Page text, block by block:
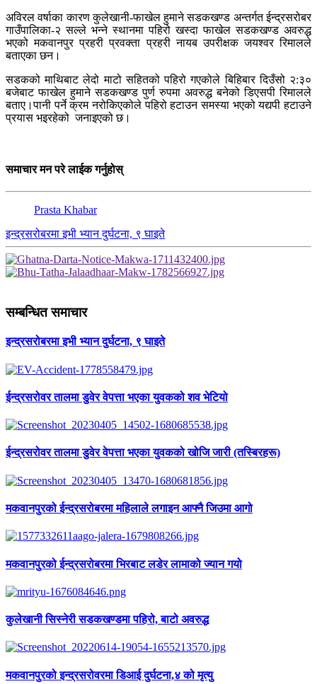
अविरल वर्षाका कारण कुलेखानी-फाखेल हुमाने सडकखण्ड अन्तर्गत ईन्द्रसरोबर
गाउँपालिका-२ सल्ले भन्ने स्थानमा पहिरो खस्दा फाखेल सडकखण्ड अवरुद्ध
भएको मकवानपुर प्रहरी प्रवक्ता प्रहरी नायब उपरीक्षक जयश्वर रिमालले
बताएका छन।
सडकको माथिबाट लेदो माटो सहितको पहिरो गएकोले बिहिबार दिउँसो २:३०
बजेबाट फाखेल हुमाने सडकखण्ड पुर्ण रुपमा अवरुद्ध बनेको डिएसपी रिमालले
बताए।पानी पर्ने क्रम नरोकिएकोले पहिरो हटाउन समस्या भएको यद्यपी हटाउने
प्रयास भइरहेको जनाइएको छ।
समाचार मन परे लाईक गर्नुहोस्
Prasta Khabar
इन्द्रसरोबरमा इभी भ्यान दुर्घटना, ९ घाइते
सम्बन्धित समाचार
इन्द्रसरोबरमा इभी भ्यान दुर्घटना, ९ घाइते
ईन्द्रसरोवर तालमा डुवेर वेपत्ता भएका युवकको शव भेटियो
ईन्द्रसरोवर तालमा डुवेर वेपत्ता भएका युवकको खोजि जारी (तस्बिरहरू)
मकवानपुरको ईन्द्रसरोबरमा महिलाले लगाइन आफ्नै जिउमा आगो
मकवानपुरको ईन्द्रसरोबरमा भिरबाट लडेर लामाको ज्यान गयो
कुलेखानी सिस्नेरी सडकखण्डमा पहिरो, बाटो अवरुद्ध
मकवानपुरको इन्द्रसरोवरमा डिआई दुर्घटना,४ को मृत्यु